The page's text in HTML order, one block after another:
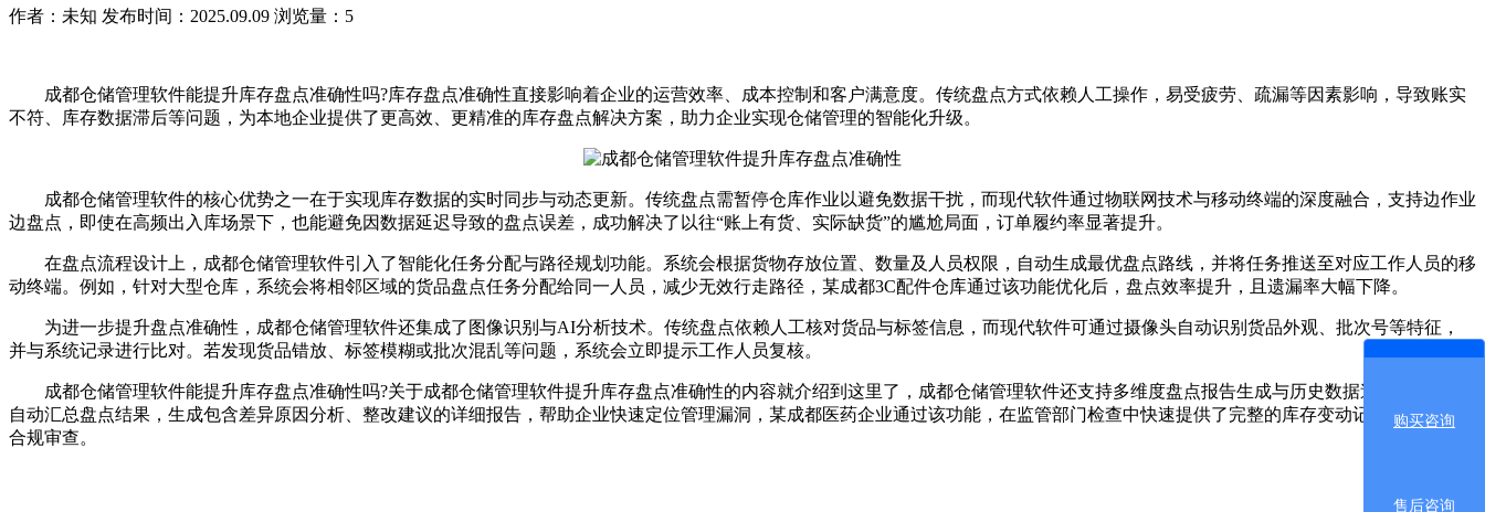
作者：未知 发布时间：2025.09.09 浏览量：5
成都仓储管理软件能提升库存盘点准确性吗?库存盘点准确性直接影响着企业的运营效率、成本控制和客户满意度。传统盘点方式依赖人工操作，易受疲劳、疏漏等因素影响，导致账实
不符、库存数据滞后等问题，为本地企业提供了更高效、更精准的库存盘点解决方案，助力企业实现仓储管理的智能化升级。
成都仓储管理软件的核心优势之一在于实现库存数据的实时同步与动态更新。传统盘点需暂停仓库作业以避免数据干扰，而现代软件通过物联网技术与移动终端的深度融合，支持边作业
边盘点，即使在高频出入库场景下，也能避免因数据延迟导致的盘点误差，成功解决了以往“账上有货、实际缺货”的尴尬局面，订单履约率显著提升。
在盘点流程设计上，成都仓储管理软件引入了智能化任务分配与路径规划功能。系统会根据货物存放位置、数量及人员权限，自动生成最优盘点路线，并将任务推送至对应工作人员的移
动终端。例如，针对大型仓库，系统会将相邻区域的货品盘点任务分配给同一人员，减少无效行走路径，某成都3C配件仓库通过该功能优化后，盘点效率提升，且遗漏率大幅下降。
为进一步提升盘点准确性，成都仓储管理软件还集成了图像识别与AI分析技术。传统盘点依赖人工核对货品与标签信息，而现代软件可通过摄像头自动识别货品外观、批次号等特征，
并与系统记录进行比对。若发现货品错放、标签模糊或批次混乱等问题，系统会立即提示工作人员复核。
成都仓储管理软件能提升库存盘点准确性吗?关于成都仓储管理软件提升库存盘点准确性的内容就介绍到这里了，成都仓储管理软件还支持多维度盘点报告生成与历史数据追溯。系统可
自动汇总盘点结果，生成包含差异原因分析、整改建议的详细报告，帮助企业快速定位管理漏洞，某成都医药企业通过该功能，在监管部门检查中快速提供了完整的库存变动记录，顺利通过
合规审查。
购买咨询
售后咨询